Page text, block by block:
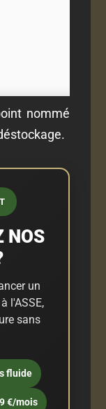
nommé
NOS
un
l'ASSE,
sans
fluide
€/mois